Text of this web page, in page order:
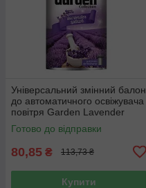
Універсальний змінний балон
до автоматичного освіжувача
повітря Garden Lavender
Splash 260 мл
Готово до відправки
80,85 ₴ 113,73 ₴
Купити